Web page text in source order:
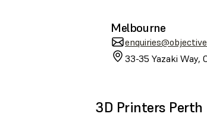
Melbourne
33-35 Yazaki Way,
3D Printers Perth